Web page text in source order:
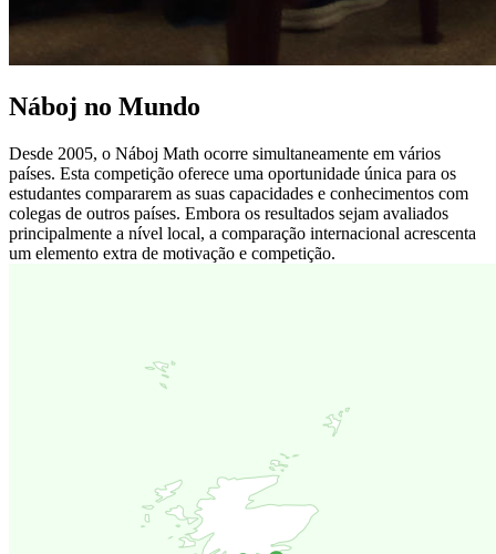
Náboj no Mundo
Desde 2005, o Náboj Math ocorre simultaneamente em vários
países. Esta competição oferece uma oportunidade única para os
estudantes compararem as suas capacidades e conhecimentos com
colegas de outros países. Embora os resultados sejam avaliados
principalmente a nível local, a comparação internacional acrescenta
um elemento extra de motivação e competição.